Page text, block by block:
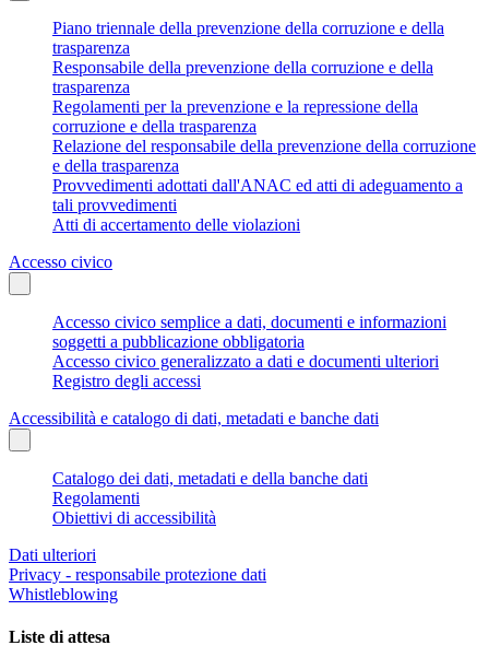
Piano triennale della prevenzione della corruzione e della
trasparenza
Responsabile della prevenzione della corruzione e della
trasparenza
Regolamenti per la prevenzione e la repressione della
corruzione e della trasparenza
Relazione del responsabile della prevenzione della corruzione
e della trasparenza
Provvedimenti adottati dall'ANAC ed atti di adeguamento a
tali provvedimenti
Atti di accertamento delle violazioni
Accesso civico
Accesso civico semplice a dati, documenti e informazioni
soggetti a pubblicazione obbligatoria
Accesso civico generalizzato a dati e documenti ulteriori
Registro degli accessi
Accessibilità e catalogo di dati, metadati e banche dati
Catalogo dei dati, metadati e della banche dati
Regolamenti
Obiettivi di accessibilità
Dati ulteriori
Privacy - responsabile protezione dati
Whistleblowing
Liste di attesa